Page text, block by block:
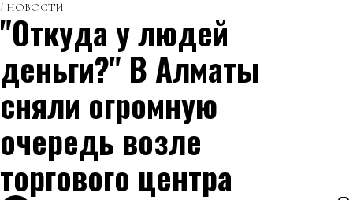
НОВОСТИ
"Откуда у людей
деньги?" В Алматы
сняли огромную
очередь возле
торгового центра